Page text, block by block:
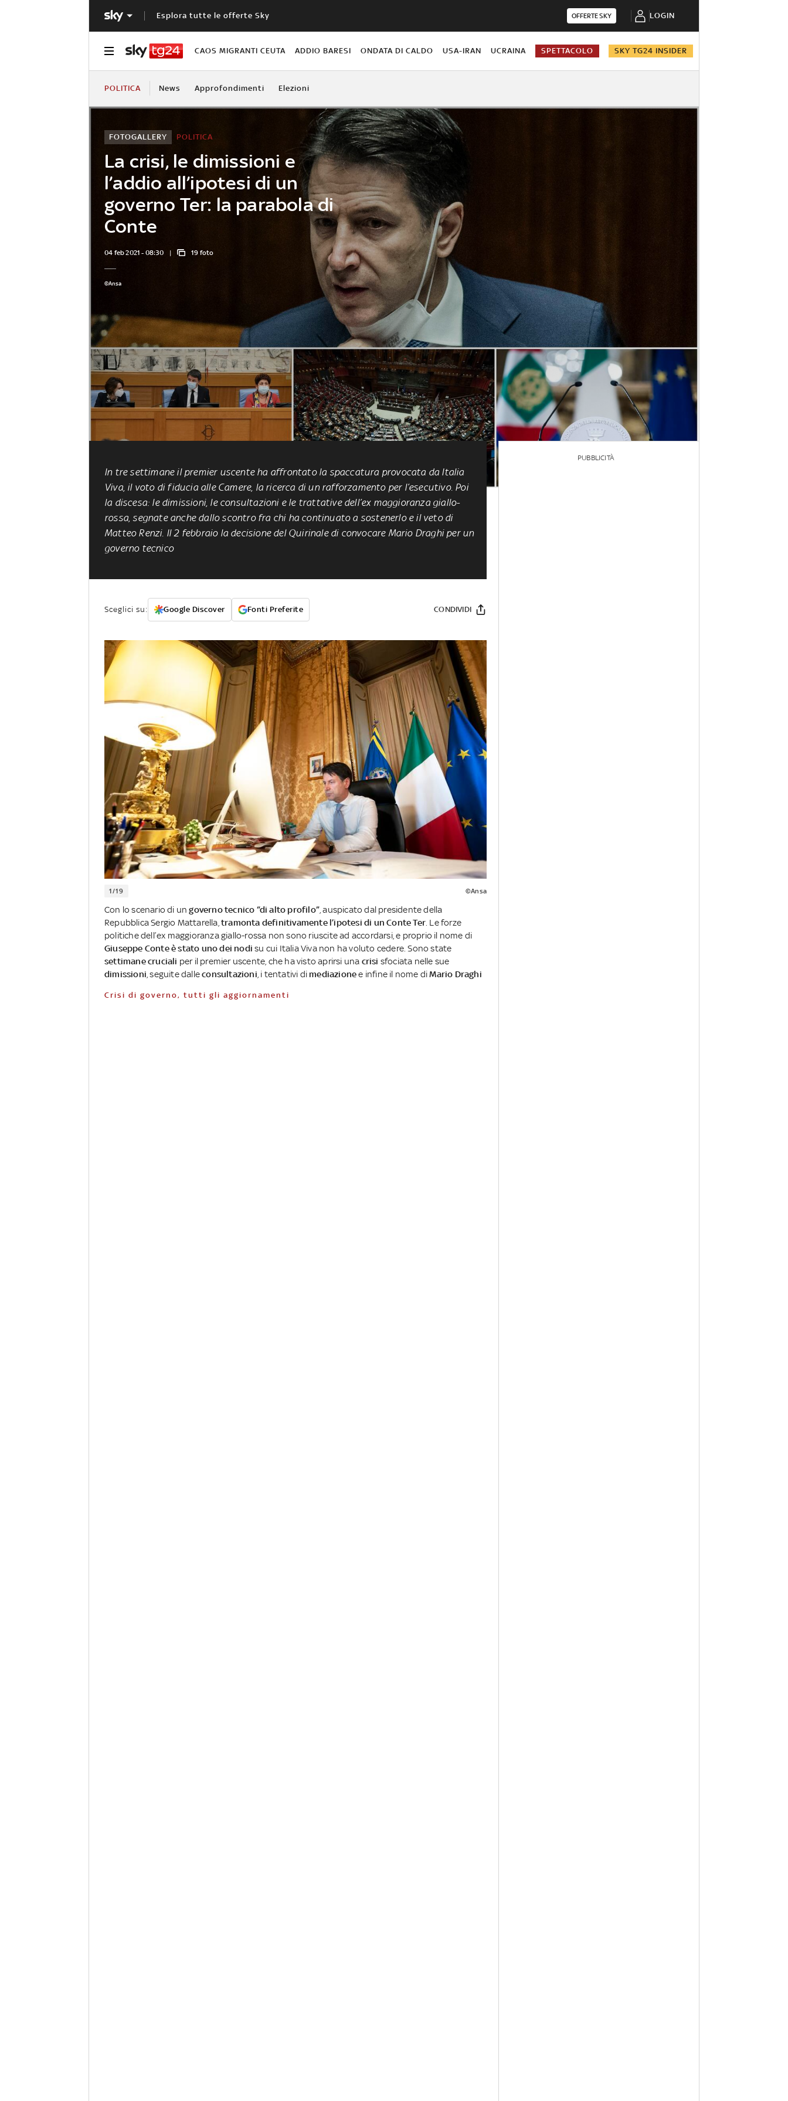
Esplora tutte le offerte Sky OFFERTE SKY LOGIN
CAOS MIGRANTI CEUTA ADDIO BARESI ONDATA DI CALDO USA-IRAN UCRAINA SPETTACOLO SKY TG24 INSIDER
POLITICA News Approfondimenti Elezioni
La crisi, le dimissioni e
l’addio all’ipotesi di un
governo Ter: la parabola di
Conte
POLITICA
FOTOGALLERY
04 feb 2021 - 08:30 19 foto
©Ansa
In tre settimane il premier uscente ha affrontato la spaccatura provocata da Italia
Viva, il voto di fiducia alle Camere, la ricerca di un rafforzamento per l’esecutivo. Poi
la discesa: le dimissioni, le consultazioni e le trattative dell’ex maggioranza giallo-
rossa, segnate anche dallo scontro fra chi ha continuato a sostenerlo e il veto di
Matteo Renzi. Il 2 febbraio la decisione del Quirinale di convocare Mario Draghi per un
governo tecnico
Sceglici su: Google Discover Fonti Preferite CONDIVIDI
1/19 ©Ansa
Con lo scenario di ungoverno tecnico “di alto profilo”, auspicato dal presidente della
Repubblica Sergio Mattarella,tramonta definitivamente l’ipotesi di un Conte Ter. Le forze
politiche dell’ex maggioranza giallo-rossa non sono riuscite ad accordarsi, e proprio il nome di
Giuseppe Conte è stato uno dei nodisu cui Italia Viva non ha voluto cedere. Sono state
settimane cruciali per il premier uscente, che ha visto aprirsi una crisi sfociata nelle sue
dimissioni, seguite dalleconsultazioni, i tentativi di mediazionee infine il nome diMario Draghi
Crisi di governo, tutti gli aggiornamenti
PUBBLICITÀ